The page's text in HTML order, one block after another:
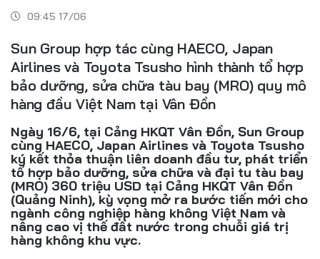
Đời sống
Thị trường
Doanh nghiệp – Doanh nhân
Đồ uống
Pháp luật
Khoa giáo
Multimedia
09:45 17/06
Sun Group hợp tác cùng HAECO, Japan
Airlines và Toyota Tsusho hình thành tổ hợp
bảo dưỡng, sửa chữa tàu bay (MRO) quy mô
hàng đầu Việt Nam tại Vân Đồn
Ngày 16/6, tại Cảng HKQT Vân Đồn, Sun Group
cùng HAECO, Japan Airlines và Toyota Tsusho
ký kết thỏa thuận liên doanh đầu tư, phát triển
tổ hợp bảo dưỡng, sửa chữa và đại tu tàu bay
(MRO) 360 triệu USD tại Cảng HKQT Vân Đồn
(Quảng Ninh), kỳ vọng mở ra bước tiến mới cho
ngành công nghiệp hàng không Việt Nam và
nâng cao vị thế đất nước trong chuỗi giá trị
hàng không khu vực.